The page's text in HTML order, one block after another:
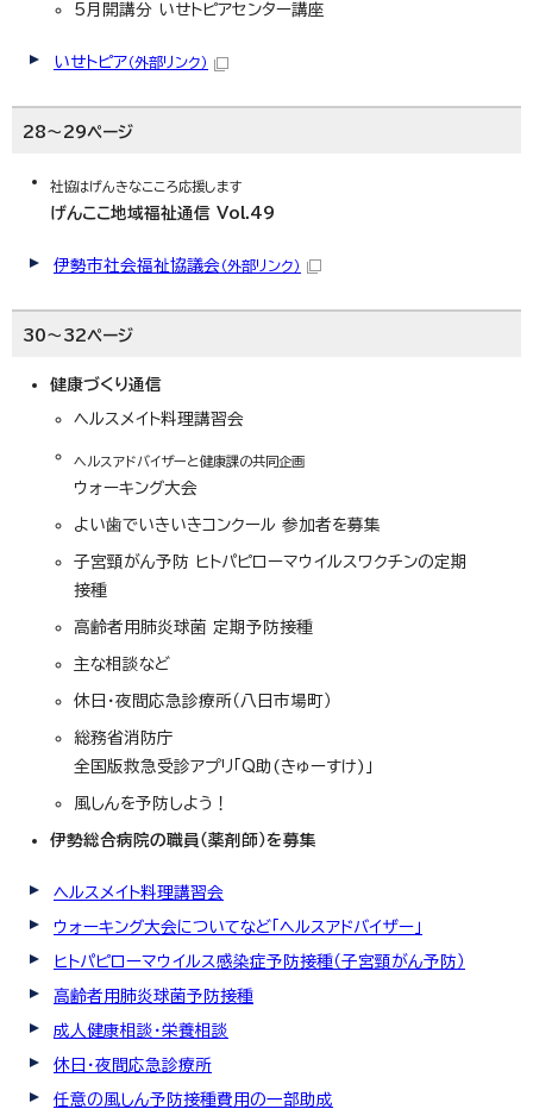
5月開講分 いせトピアセンター講座
いせトピア（外部リンク）
28～29ページ
社協はげんきなこころ応援します
げんここ地域福祉通信 Vol.49
伊勢市社会福祉協議会（外部リンク）
30～32ページ
健康づくり通信
ヘルスメイト料理講習会
ヘルスアドバイザーと健康課の共同企画
ウォーキング大会
よい歯でいきいきコンクール 参加者を募集
子宮頸がん予防 ヒトパピローマウイルスワクチンの定期
接種
高齢者用肺炎球菌 定期予防接種
主な相談など
休日・夜間応急診療所（八日市場町）
総務省消防庁
全国版救急受診アプリ「Q助(きゅーすけ)」
風しんを予防しよう！
伊勢総合病院の職員（薬剤師）を募集
ヘルスメイト料理講習会
ウォーキング大会についてなど「ヘルスアドバイザー」
ヒトパピローマウイルス感染症予防接種（子宮頸がん予防）
高齢者用肺炎球菌予防接種
成人健康相談・栄養相談
休日・夜間応急診療所
任意の風しん予防接種費用の一部助成